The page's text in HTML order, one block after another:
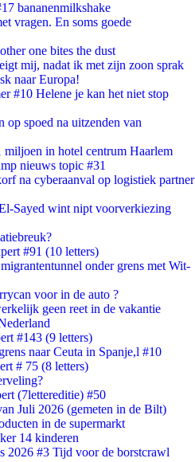
bananenmilkshake
vragen. En soms goede
one bites the dust
mij, nadat ik met zijn zoon sprak
naar Europa!
#10 Helene je kan het niet stop
op spoed na uitzenden van
miljoen in hotel centrum Haarlem
nieuws topic #31
na cyberaanval op logistiek partner
Sayed wint nipt voorverkiezing
#91 (10 letters)
onder grens met Wit-
voor in de auto ?
geen reet in de vakantie
#143 (9 letters)
naar Ceuta in Spanje,l #10
# 75 (8 letters)
(7lettereditie) #50
Juli 2026 (gemeten in de Bilt)
in de supermarkt
14 kinderen
2026 #3 Tijd voor de borstcrawl